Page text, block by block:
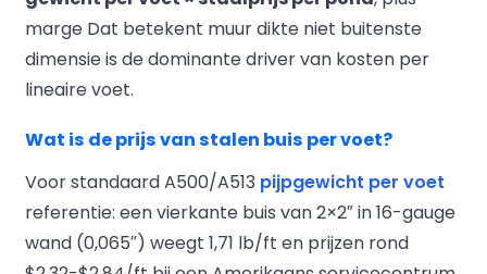
marge Dat betekent muur dikte niet buitenste
dimensie is de dominante driver van kosten per
lineaire voet.
Wat is de prijs van stalen buis per voet?
Voor standaard A500/A513 pijpgewicht per voet
referentie: een vierkante buis van 2×2″ in 16-gauge
wand (0,065″) weegt 1,71 lb/ft en prijzen rond